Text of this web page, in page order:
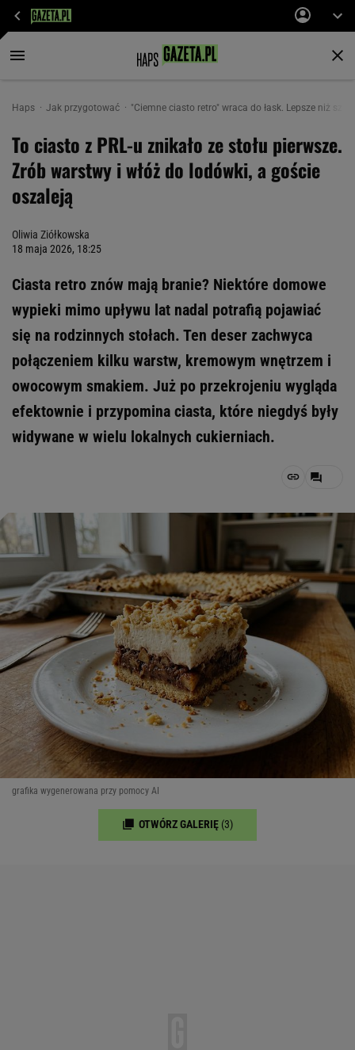
Haps Jak przygotować "Ciemne ciasto retro" wraca do łask. Lepsze niż
To ciasto z PRL-u znikało ze stołu pierwsze.
Zrób warstwy i włóż do lodówki, a goście
oszaleją
Oliwia Ziółkowska
18 maja 2026, 18:25
Ciasta retro znów mają branie? Niektóre domowe
wypieki mimo upływu lat nadal potrafią pojawiać
się na rodzinnych stołach. Ten deser zachwyca
połączeniem kilku warstw, kremowym wnętrzem i
owocowym smakiem. Już po przekrojeniu wygląda
efektownie i przypomina ciasta, które niegdyś były
widywane w wielu lokalnych cukierniach.
grafika wygenerowana przy pomocy AI
OTWÓRZ GALERIĘ (3)